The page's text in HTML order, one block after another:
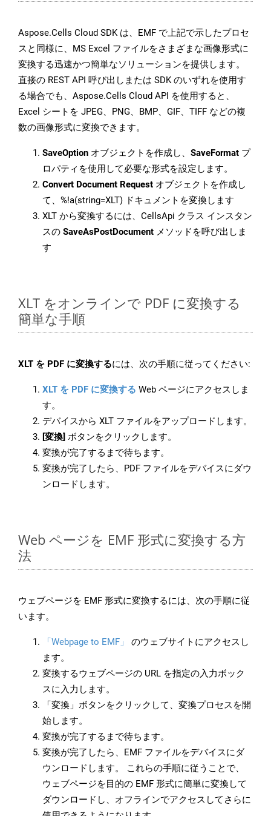
Aspose.Cells Cloud SDK は、EMF で上記で示したプロセ
スと同様に、MS Excel ファイルをさまざまな画像形式に
変換する迅速かつ簡単なソリューションを提供します。
直接の REST API 呼び出しまたは SDK のいずれを使用す
る場合でも、Aspose.Cells Cloud API を使用すると、
Excel シートを JPEG、PNG、BMP、GIF、TIFF などの複
数の画像形式に変換できます。
SaveOption オブジェクトを作成し、 SaveFormat プ
ロパティを使用して必要な形式を設定します。
Convert Document Request オブジェクトを作成し
て、%!a(string=XLT) ドキュメントを変換します
XLT から変換するには、CellsApi クラス インスタン
スの SaveAsPostDocument メソッドを呼び出しま
す
XLT をオンラインで PDF に変換する
簡単な手順
XLT を PDF に変換するには、次の手順に従ってください:
XLT を PDF に変換する Web ページにアクセスしま
す。
デバイスから XLT ファイルをアップロードします。
[変換] ボタンをクリックします。
変換が完了するまで待ちます。
変換が完了したら、PDF ファイルをデバイスにダウ
ンロードします。
Web ページを EMF 形式に変換する方
法
ウェブページを EMF 形式に変換するには、次の手順に従
います。
「Webpage to EMF」
のウェブサイトにアクセスし
ます。
変換するウェブページの URL を指定の入力ボック
スに入力します。
「変換」ボタンをクリックして、変換プロセスを開
始します。
変換が完了するまで待ちます。
変換が完了したら、EMF ファイルをデバイスにダ
ウンロードします。 これらの手順に従うことで、
ウェブページを目的の EMF 形式に簡単に変換して
ダウンロードし、オフラインでアクセスしてさらに